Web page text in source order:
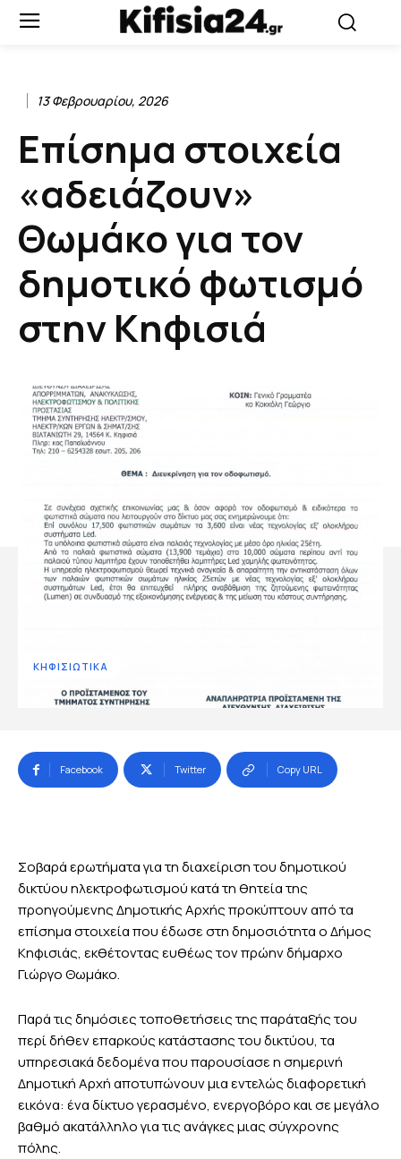
13 Φεβρουαρίου, 2026
Επίσημα στοιχεία
«αδειάζουν»
Θωμάκο για τον
δημοτικό φωτισμό
στην Κηφισιά
ΚΗΦΙΣΙΩΤΙΚΑ
Facebook Twitter Copy URL
Σοβαρά ερωτήματα για τη διαχείριση του δημοτικού
δικτύου ηλεκτροφωτισμού κατά τη θητεία της
προηγούμενης Δημοτικής Αρχής προκύπτουν από τα
επίσημα στοιχεία που έδωσε στη δημοσιότητα ο Δήμος
Κηφισιάς, εκθέτοντας ευθέως τον πρώην δήμαρχο
Γιώργο Θωμάκο.
Παρά τις δημόσιες τοποθετήσεις της παράταξής του
περί δήθεν επαρκούς κατάστασης του δικτύου, τα
υπηρεσιακά δεδομένα που παρουσίασε η σημερινή
Δημοτική Αρχή αποτυπώνουν μια εντελώς διαφορετική
εικόνα: ένα δίκτυο γερασμένο, ενεργοβόρο και σε μεγάλο
βαθμό ακατάλληλο για τις ανάγκες μιας σύγχρονης
πόλης.